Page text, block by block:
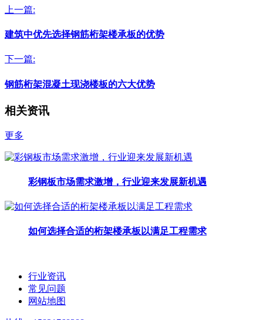
上一篇:
建筑中优先选择钢筋桁架楼承板的优势
下一篇:
钢筋桁架混凝土现浇楼板的六大优势
相关资讯
更多
彩钢板市场需求激增，行业迎来发展新机遇
如何选择合适的桁架楼承板以满足工程需求
行业资讯
常见问题
网站地图